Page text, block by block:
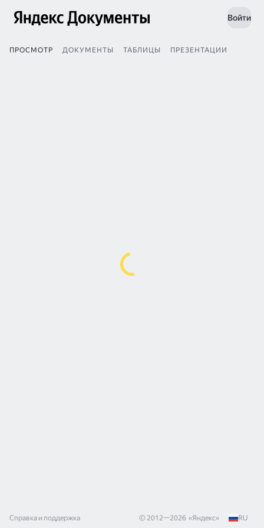
Войти
ПРОСМОТР ДОКУМЕНТЫ ТАБЛИЦЫ ПРЕЗЕНТАЦИИ
Справка и поддержка © 2012—2026 «Яндекс» RU